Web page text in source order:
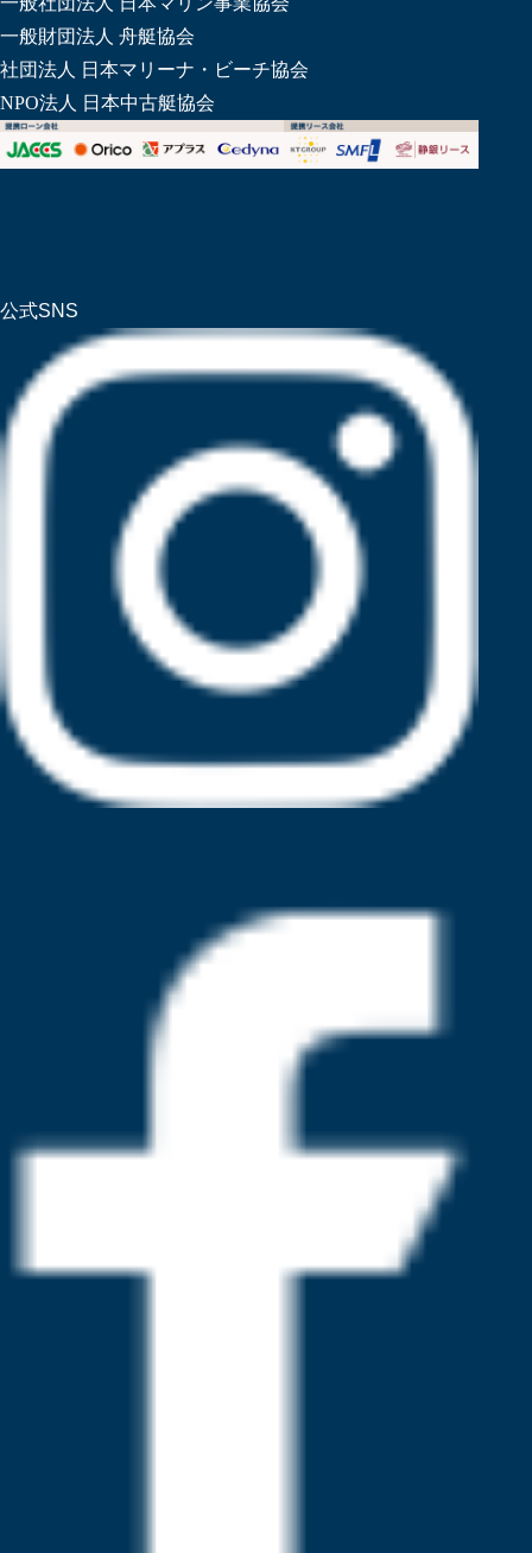
一般財団法人 舟艇協会
社団法人 日本マリーナ・ビーチ協会
NPO法人 日本中古艇協会
公式SNS